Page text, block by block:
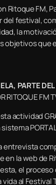
Ritoque FM,
del festival,
la
objetivos que
PARTE
RITOQUE FM
actividad
entrevista
en la web de
el
al Festival